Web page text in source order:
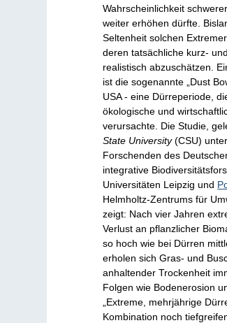
Wahrscheinlichkeit
weiter erhöhen dürfte.
Seltenheit solchen
deren tatsächliche kurz-
realistisch abzuschätzen.
ist die sogenannte „Dust
USA - eine Dürreperiode,
ökologische und
verursachte. Die Studie,
State University(CSU)
Forschenden des
integrative
Universitäten Leipzig und
Helmholtz-Zentrums für
zeigt: Nach vier Jahren
Verlust an pflanzlicher
so hoch wie bei Dürren
erholen sich Gras- und
anhaltender Trockenheit
Folgen wie Bodenerosion
„Extreme, mehrjährige
Kombination noch